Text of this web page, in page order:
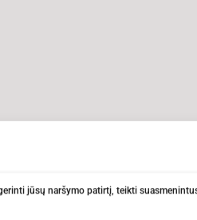
jūsų naršymo patirtį, teikti